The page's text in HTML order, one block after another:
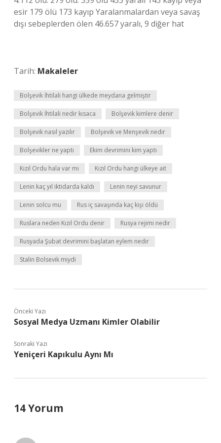
esir 179 ölü 173 kayıp Yaralanmalardan veya savaş
dışı sebeplerden ölen 46.657 yaralı, 9 diğer hat
Tarih: Makaleler
Bolşevik İhtilali hangi ülkede meydana gelmiştir
Bolşevik İhtilali nedir kısaca Bolşevik kimlere denir
Bolşevik nasıl yazılır Bolşevik ve Menşevik nedir
Bolşevikler ne yaptı Ekim devrimini kim yaptı
Kızıl Ordu hala var mı Kızıl Ordu hangi ülkeye ait
Lenin kaç yıl iktidarda kaldı Lenin neyi savunur
Lenin solcu mu Rus iç savaşında kaç kişi öldü
Ruslara neden Kızıl Ordu denir Rusya rejimi nedir
Rusyada Şubat devrimini başlatan eylem nedir
Stalin Bolsevik miydi
Önceki Yazı
Sosyal Medya Uzmanı Kimler Olabilir
Sonraki Yazı
Yeniçeri Kapıkulu Aynı Mı
14 Yorum